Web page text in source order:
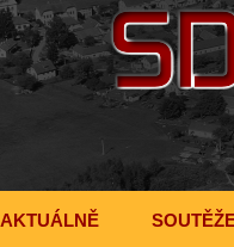
AKTUÁLNĚ